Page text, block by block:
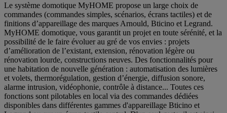
Le système domotique MyHOME propose un large choix de
commandes (commandes simples, scénarios, écrans tactiles) et de
finitions d’appareillage des marques Arnould, Bticino et Legrand.
MyHOME domotique, vous garantit un projet en toute sérénité, et la
possibilité de le faire évoluer au gré de vos envies : projets
d’amélioration de l’existant, extension, rénovation légère ou
rénovation lourde, constructions neuves. Des fonctionnalités pour
une habitation de nouvelle génération : automatisation des lumières
et volets, thermorégulation, gestion d’énergie, diffusion sonore,
alarme intrusion, vidéophonie, contrôle à distance... Toutes ces
fonctions sont pilotables en local via des commandes dédiées
disponibles dans différentes gammes d'appareillage Bticino et